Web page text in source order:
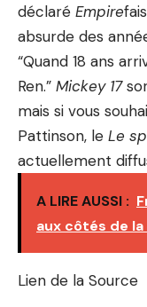
déclaré Empire
absurde des
“Quand 18 ans
Ren.” Mickey 17
mais si vous
Pattinson, le Le
actuellement
A LIRE AUSSI :
aux côtés de la
Lien de la Source